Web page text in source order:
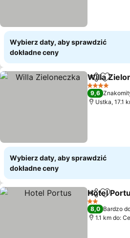
Wybierz daty, aby sprawdzić
dokładne ceny
Udostępnij
Dodaj
Willa
4 Kategoria
9,6
Ustka, 17.1
Wybierz daty, aby sprawdzić
dokładne ceny
Udostępnij
Dodaj
Hotel
2 Kategoria
8,0 Bardzo
1.1 km do: